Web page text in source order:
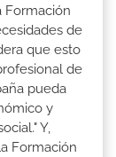
Formación
de
que esto
de
pueda
y
Y,
Formación